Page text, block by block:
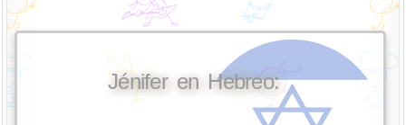
Jénifer en Hebreo: